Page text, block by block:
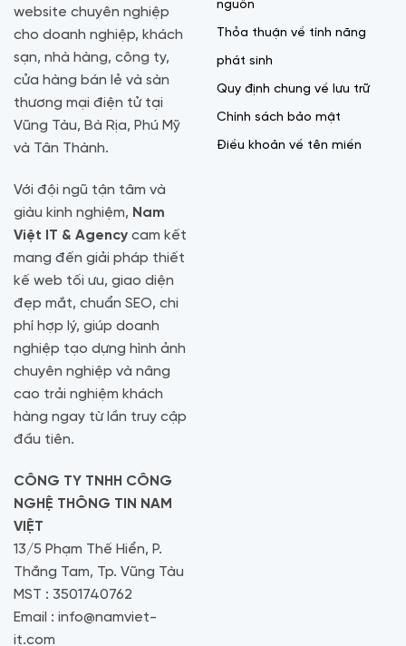
website chuyên nghiệp
cho doanh nghiệp, khách
sạn, nhà hàng, công ty,
cửa hàng bán lẻ và sàn
thương mại điện tử tại
Vũng Tàu, Bà Rịa, Phú Mỹ
và Tân Thành.
Với đội ngũ tận tâm và
giàu kinh nghiệm, Nam
Việt IT & Agency cam kết
mang đến giải pháp thiết
kế web tối ưu, giao diện
đẹp mắt, chuẩn SEO, chi
phí hợp lý, giúp doanh
nghiệp tạo dựng hình ảnh
chuyên nghiệp và nâng
cao trải nghiệm khách
hàng ngay từ lần truy cập
đầu tiên.
CÔNG TY TNHH CÔNG
NGHỆ THÔNG TIN NAM
VIỆT
13/5 Phạm Thế Hiển, P.
Thắng Tam, Tp. Vũng Tàu
MST : 3501740762
Email : info@namviet-
it.com
nguồn
Thỏa thuận về tính năng
phát sinh
Quy định chung về lưu trữ
Chính sách bảo mật
Điều khoản về tên miền